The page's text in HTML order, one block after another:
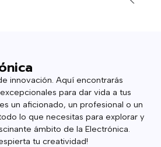
innovación. Aquí encontrarás
para dar vida a tus
un aficionado, un profesional o un
lo que necesitas para explorar y
ámbito de la Electrónica.
tu creatividad!